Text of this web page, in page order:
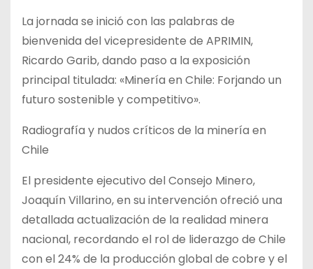
La jornada se inició con las palabras de
bienvenida del vicepresidente de APRIMIN,
Ricardo Garib, dando paso a la exposición
principal titulada: «Minería en Chile: Forjando un
futuro sostenible y competitivo».
Radiografía y nudos críticos de la minería en
Chile
El presidente ejecutivo del Consejo Minero,
Joaquín Villarino, en su intervención ofreció una
detallada actualización de la realidad minera
nacional, recordando el rol de liderazgo de Chile
con el 24% de la producción global de cobre y el